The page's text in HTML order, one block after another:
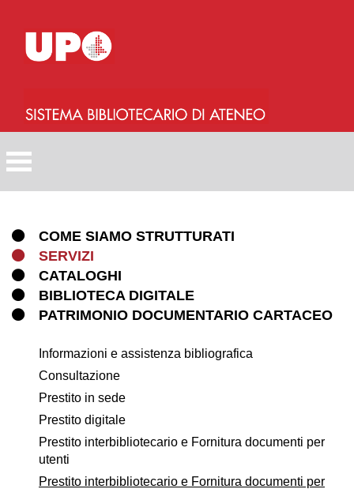
principale
COME SIAMO STRUTTURATI
SERVIZI
CATALOGHI
BIBLIOTECA DIGITALE
PATRIMONIO DOCUMENTARIO CARTACEO
Informazioni e assistenza bibliografica
Consultazione
Prestito in sede
Prestito digitale
Prestito interbibliotecario e Fornitura documenti per
utenti
Prestito interbibliotecario e Fornitura documenti per